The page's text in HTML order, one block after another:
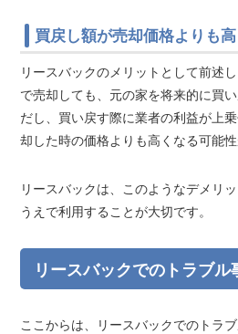
買戻し額が売却価格よりも
リースバックのメリットとして前述
で売却しても、元の家を将来的に買
だし、買い戻す際に業者の利益が上
却した時の価格よりも高くなる可能性
リースバックは、このようなデメリ
うえで利用することが大切です。
リースバックでのトラブル
ここからは、リースバックでのトラ